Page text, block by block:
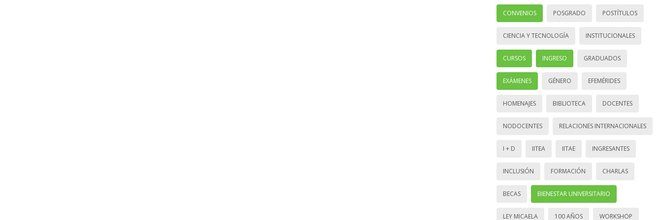
CONVENIOS POSGRADO POSTÍTULOS
CIENCIA Y TECNOLOGÍA INSTITUCIONALES
CURSOS INGRESO GRADUADOS
EXÁMENES GÉNERO EFEMÉRIDES
HOMENAJES BIBLIOTECA DOCENTES
NODOCENTES RELACIONES INTERNACIONALES
I + D IITEA IITAE INGRESANTES
INCLUSIÓN FORMACIÓN CHARLAS
BECAS BIENESTAR UNIVERSITARIO
LEY MICAELA 100 AÑOS WORKSHOP